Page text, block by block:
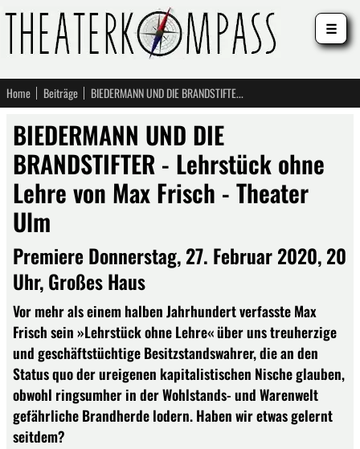
Home Beiträge BIEDERMANN UND DIE BRANDSTIFTER - Lehrstück ohne Lehre von Max Frisch - Theater Ulm
BIEDERMANN UND DIE
BRANDSTIFTER - Lehrstück ohne
Lehre von Max Frisch - Theater
Ulm
Premiere Donnerstag, 27. Februar 2020, 20
Uhr, Großes Haus
Vor mehr als einem halben Jahrhundert verfasste Max
Frisch sein »Lehrstück ohne Lehre« über uns treuherzige
und geschäftstüchtige Besitzstandswahrer, die an den
Status quo der ureigenen kapitalistischen Nische glauben,
obwohl ringsumher in der Wohlstands- und Warenwelt
gefährliche Brandherde lodern. Haben wir etwas gelernt
seitdem?
☰